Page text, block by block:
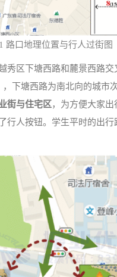
路口地理位置与行人过街图
秀区下塘西路和麓景西路交
下塘西路为南北向的城市
街与住宅区，为方便大家出
行人按钮。学生平时的出行